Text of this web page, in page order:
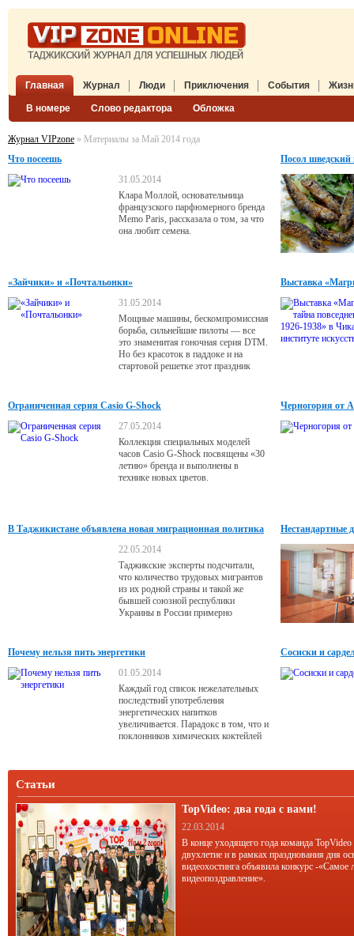
Главная Журнал
В номере Слово редактора Обложка
Люди Приключения События
Журнал VIPzone » Материалы за Май 2014 года
Что посеешь
31.05.2014
Клара Моллой, основательница
французского парфюмерного бренда
Memo Paris, рассказала о том, за что
она любит семена.
Посол шведский
«Зайчики» и «Почтальонки»
31.05.2014
Мощные машины, бескомпромиссная
борьба, сильнейшие пилоты — все
это знаменитая гоночная серия DTM.
Но без красоток в паддоке и на
стартовой решетке этот праздник
Выставка
Ограниченная серия Casio G-Shock
27.05.2014
Коллекция специальных моделей
часов Casio G-Shock посвящены «30
летию» бренда и выполнены в
технике новых цветов.
Черногория от
В Таджикистане объявлена новая миграционная политика
22.05.2014
Таджикские эксперты подсчитали,
что количество трудовых мигрантов
из их родной страны и такой же
бывшей союзной республики
Украины в России примерно
Нестандартные
Почему нельзя пить энергетики
01.05.2014
Каждый год список нежелательных
последствий употребления
энергетических напитков
увеличивается. Парадокс в том, что и
поклонников химических коктейлей
точностью до наоборот...
Сосиски и
Статьи
TopVideo: два года с вами!
22.03.2014
В конце уходящего года команда TopVideo
двухлетие и в рамках празднования дня
видеохостинга объявила конкурс -«Самое
видеопоздравление».